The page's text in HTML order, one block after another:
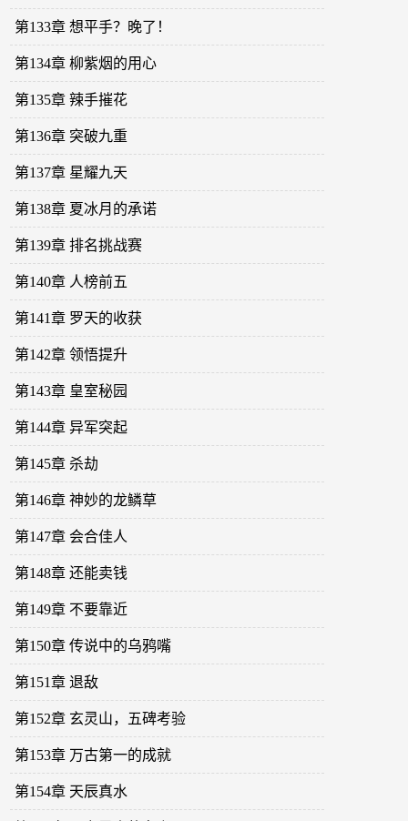
第133章 想平手？晚了！
第134章 柳紫烟的用心
第135章 辣手摧花
第136章 突破九重
第137章 星耀九天
第138章 夏冰月的承诺
第139章 排名挑战赛
第140章 人榜前五
第141章 罗天的收获
第142章 领悟提升
第143章 皇室秘园
第144章 异军突起
第145章 杀劫
第146章 神妙的龙鳞草
第147章 会合佳人
第148章 还能卖钱
第149章 不要靠近
第150章 传说中的乌鸦嘴
第151章 退敌
第152章 玄灵山，五碑考验
第153章 万古第一的成就
第154章 天辰真水